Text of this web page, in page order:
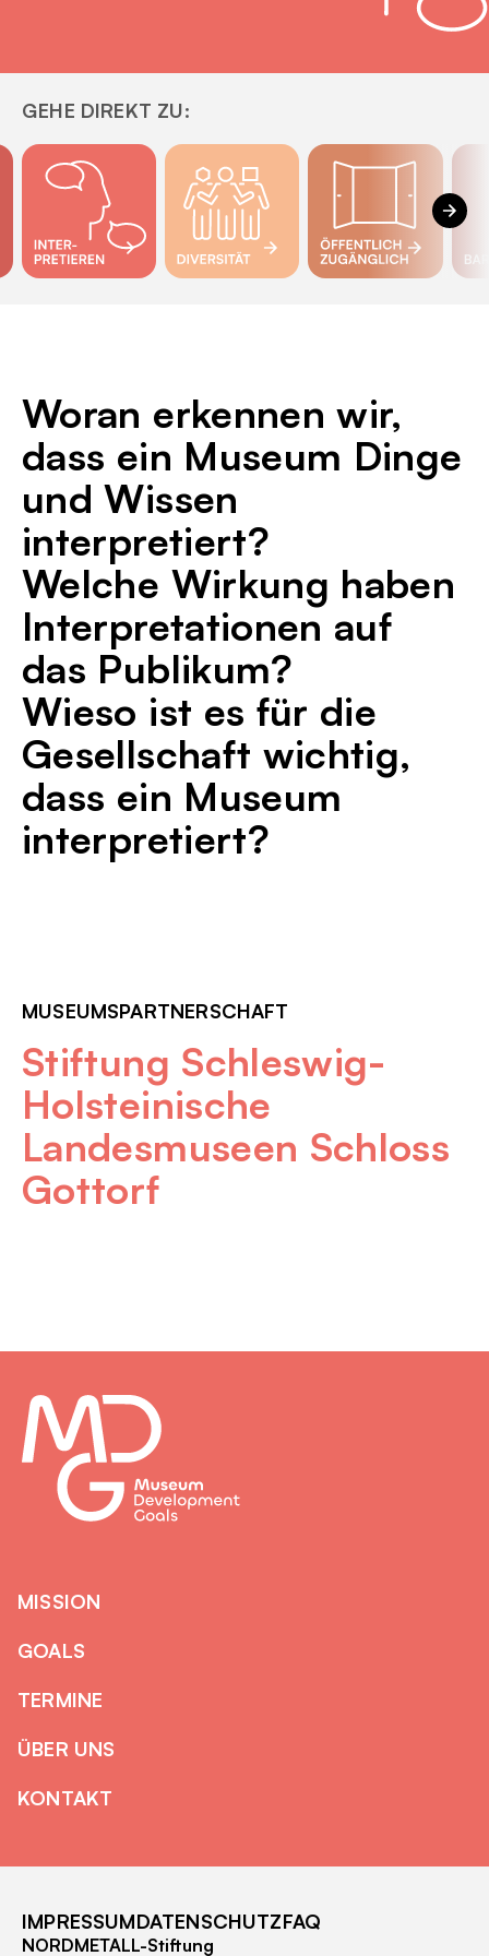
GEHE DIREKT ZU:
Interpretieren Diversität Öffentlich zugänglich
Woran erkennen wir,
dass ein Museum Dinge
und Wissen
interpretiert?
Welche Wirkung haben
Interpretationen auf
das Publikum?
Wieso ist es für die
Gesellschaft wichtig,
dass ein Museum
interpretiert?
MUSEUMSPARTNERSCHAFT
Stiftung Schleswig-
Holsteinische
Landesmuseen Schloss
Gottorf
MISSION
GOALS
TERMINE
ÜBER UNS
KONTAKT
NORDMETALL-Stiftung
IMPRESSUMDATENSCHUTZFAQ